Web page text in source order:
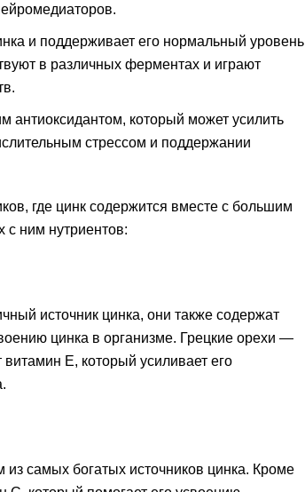
и поддерживает его нормальный уровень
в различных ферментах и играют
антиоксидантом, который может усилить
стрессом и поддержании
где цинк содержится вместе с большим
с ним нутриентов:
источник цинка, они также содержат
цинка в организме. Грецкие орехи —
Е, который усиливает его
самых богатых источников цинка. Кроме